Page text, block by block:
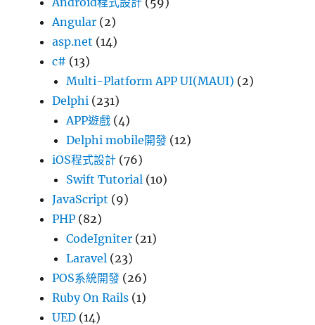
Angular (2)
asp.net (14)
c# (13)
Multi-Platform APP UI(MAUI) (2)
Delphi (231)
APP遊戲 (4)
Delphi mobile開發 (12)
iOS程式設計 (76)
Swift Tutorial (10)
JavaScript (9)
PHP (82)
CodeIgniter (21)
Laravel (23)
POS系統開發 (26)
Ruby On Rails (1)
UED (14)